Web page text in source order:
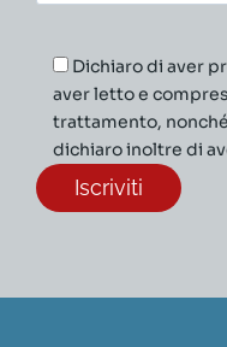
Dichiaro di aver
aver letto e
trattamento,
dichiaro inoltre di